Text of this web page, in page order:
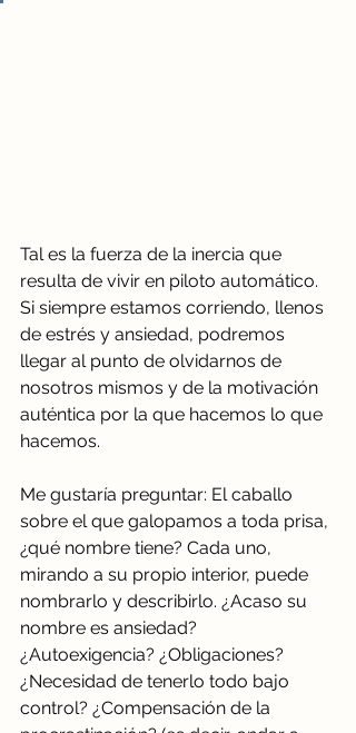
Tal es la fuerza de la inercia que
resulta de vivir en piloto automático.
Si siempre estamos corriendo, llenos
de estrés y ansiedad, podremos
llegar al punto de olvidarnos de
nosotros mismos y de la motivación
auténtica por la que hacemos lo que
hacemos.
Me gustaría preguntar: El caballo
sobre el que galopamos a toda prisa,
¿qué nombre tiene? Cada uno,
mirando a su propio interior, puede
nombrarlo y describirlo. ¿Acaso su
nombre es ansiedad?
¿Autoexigencia? ¿Obligaciones?
¿Necesidad de tenerlo todo bajo
control? ¿Compensación de la